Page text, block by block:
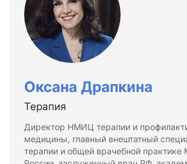
Оксана Драпкина
Терапия
Директор НМИЦ терапии и
медицины, главный внештатный
терапии и общей врачебной практике